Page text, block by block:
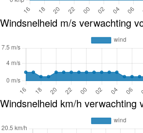
Windsnelheid m/s verwachting
Windsnelheid km/h verwachting